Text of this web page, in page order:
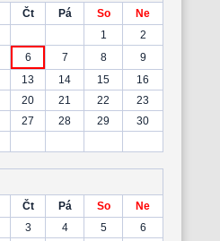
Čt Pá So
Ne
1
2
6 7 8
9
13 14 15
16
20 21 22
23
27 28 29
30
Čt Pá So
Ne
3 4 5
6